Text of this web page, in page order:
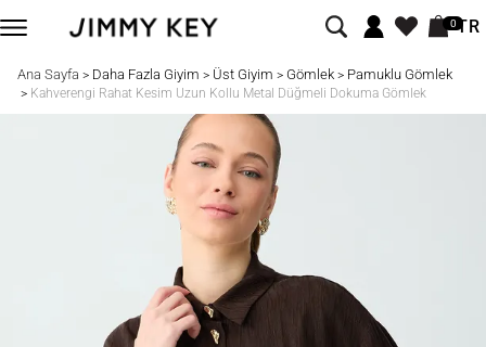
0TR
Ana Sayfa > Daha Fazla Giyim > Üst Giyim > Gömlek> Pamuklu Gömlek
> Kahverengi Rahat Kesim Uzun Kollu Metal Düğmeli Dokuma Gömlek